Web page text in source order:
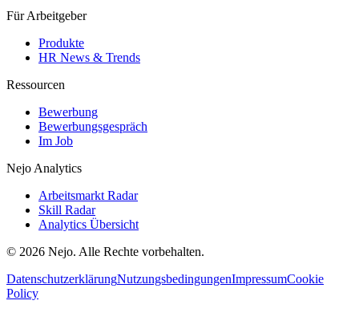
Für Arbeitgeber
Produkte
HR News & Trends
Ressourcen
Bewerbung
Bewerbungsgespräch
Im Job
Nejo Analytics
Arbeitsmarkt Radar
Skill Radar
Analytics Übersicht
© 2026 Nejo. Alle Rechte vorbehalten.
DatenschutzerklärungNutzungsbedingungenImpressumCookie
Policy